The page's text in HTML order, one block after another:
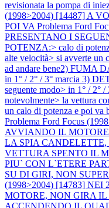
revisionata la pompa di
(1998>2004) [14487] A
POI VA Problema Ford
PRESENTANO I
POTENZA:> calo di
alte velocità> si avverte un
ad andare bene2) FUMA
in 1° / 2° / 3° marcia 3)
seguente modo> in 1° / 2°
notevolmente> la vettura
un calo di potenza e poi va
Problema Ford Focus
AVVIANDO IL
LA SPIA
VETTURA SPENTO IL
PIU` CON L`ETERE
SU DI GIRI, NON
(1998>2004) [14783]
MOTORE, NON GIRA
ACCENDENDO IL